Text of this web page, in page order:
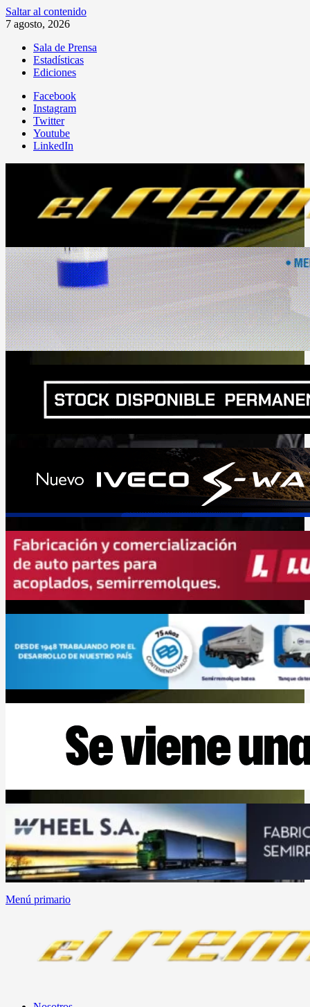
Saltar al contenido
7 agosto, 2026
Sala de Prensa
Estadísticas
Ediciones
Facebook
Instagram
Twitter
Youtube
LinkedIn
Menú primario